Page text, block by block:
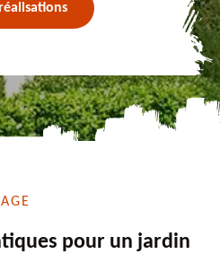
pour un jardin